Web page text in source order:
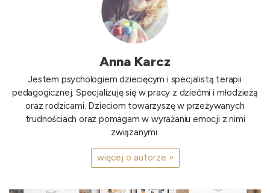
Anna Karcz
Jestem psychologiem dziecięcym i specjalistą terapii
pedagogicznej. Specjalizuję się w pracy z dziećmi i młodzieżą
oraz rodzicami. Dzieciom towarzyszę w przeżywanych
trudnościach oraz pomagam w wyrażaniu emocji z nimi
związanymi.
więcej o autorze »